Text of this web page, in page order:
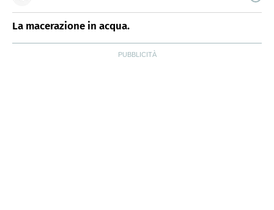
quale trovi idee veloci, facili e spiegate passo passo.
La macerazione in acqua.